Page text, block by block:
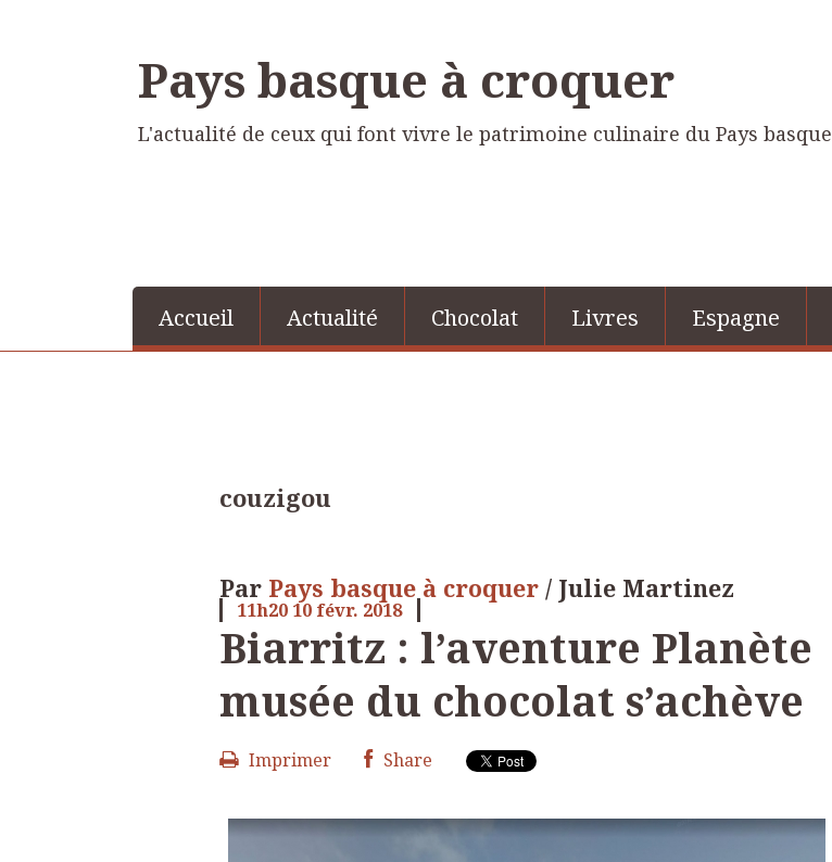
Pays basque à croquer
L'actualité de ceux qui font vivre le patrimoine culinaire du Pays basque
Accueil Actualité Chocolat Livres Espagne
couzigou
Par Pays basque à croquer / Julie Martinez
11h20 10 févr. 2018
Biarritz : l’aventure Planète
musée du chocolat s’achève
Imprimer Share